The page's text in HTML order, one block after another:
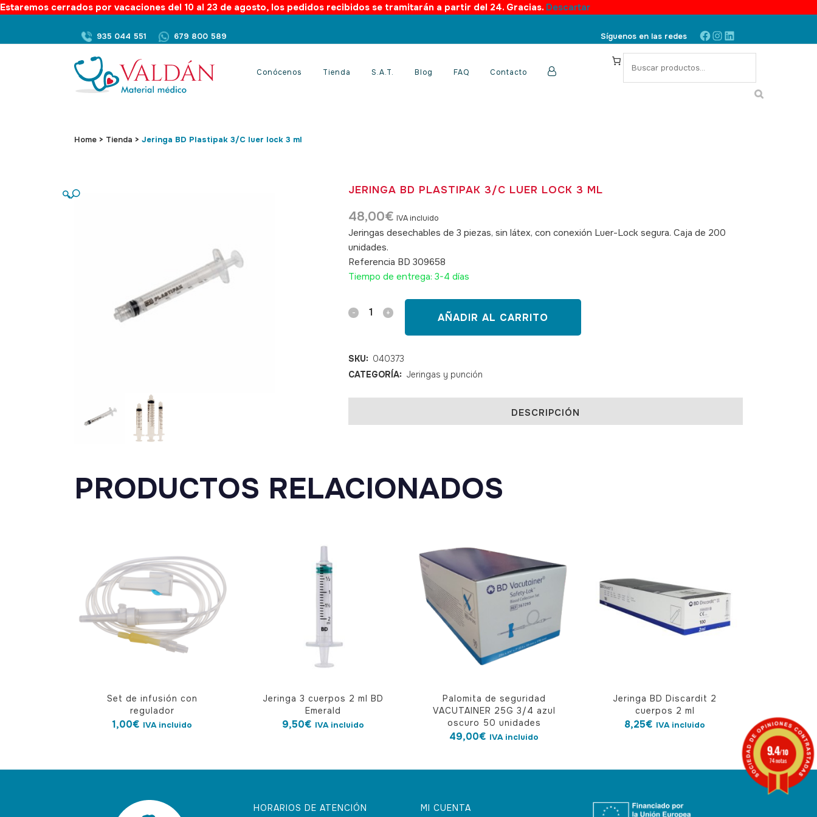
Estaremos cerrados por vacaciones del 10 al 23 de agosto, los pedidos recibidos se tramitarán a partir del 24. Gracias. Descartar
935 044 551 679 800 589 Síguenos en las redes Facebook
Instagram
LinkedIn
S
Conócenos Tienda S.A.T. Blog FAQ Contacto
Home > Tienda > Jeringa BD Plastipak 3/C luer lock 3 ml
🔍 JERINGA BD PLASTIPAK 3/C LUER LOCK 3 ML
48,00€ IVA incluido
Jeringas desechables de 3 piezas, sin látex, con conexión Luer-Lock segura. Caja de 200
unidades.
Referencia BD 309658
Tiempo de entrega: 3-4 días
Jeringa
Plastipak
3/C
lock
quantity
AÑADIR AL CARRITO
SKU: 040373
CATEGORÍA: Jeringas y punción
DESCRIPCIÓN
PRODUCTOS RELACIONADOS
Set de infusión con
regulador
1,00€ IVA incluido
Jeringa 3 cuerpos 2 ml BD
Emerald
9,50€ IVA incluido
Palomita de seguridad
VACUTAINER 25G 3/4 azul
oscuro 50 unidades
49,00€ IVA incluido
Jeringa BD Discardit 2
cuerpos 2 ml
8,25€ IVA incluido
HORARIOS DE ATENCIÓN MI CUENTA
9.4/10
74 notas